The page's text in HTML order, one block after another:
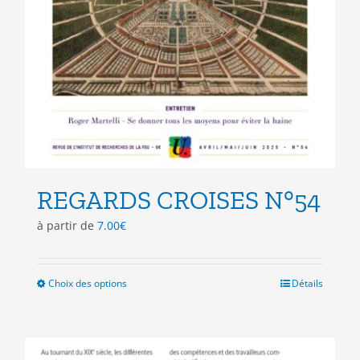
REGARDS CROISES N°54
à partir de 7.00€
Choix des optionsCe
variations.
Détails